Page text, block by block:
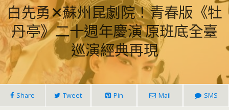
白先勇✕蘇州昆劇院！青春版《牡
丹亭》二十週年慶演 原班底全臺
巡演經典再現
Share Tweet Pin Mail SMS